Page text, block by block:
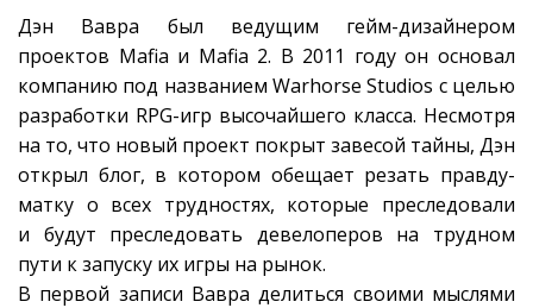
Дэн Вавра был ведущим гейм-дизайнером
проектов Mafia и Mafia 2. В 2011 году он основал
компанию под названием Warhorse Studios с целью
разработки RPG-игр высочайшего класса. Несмотря
на то, что новый проект покрыт завесой тайны, Дэн
открыл блог, в котором обещает резать правду-
матку о всех трудностях, которые преследовали
и будут преследовать девелоперов на трудном
пути к запуску их игры на рынок.
В первой записи Вавра делиться своими мыслями